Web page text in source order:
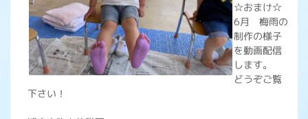
☆おまけ☆
6月 梅雨の
制作の様子
を動画配信
します。
どうぞご覧
下さい！